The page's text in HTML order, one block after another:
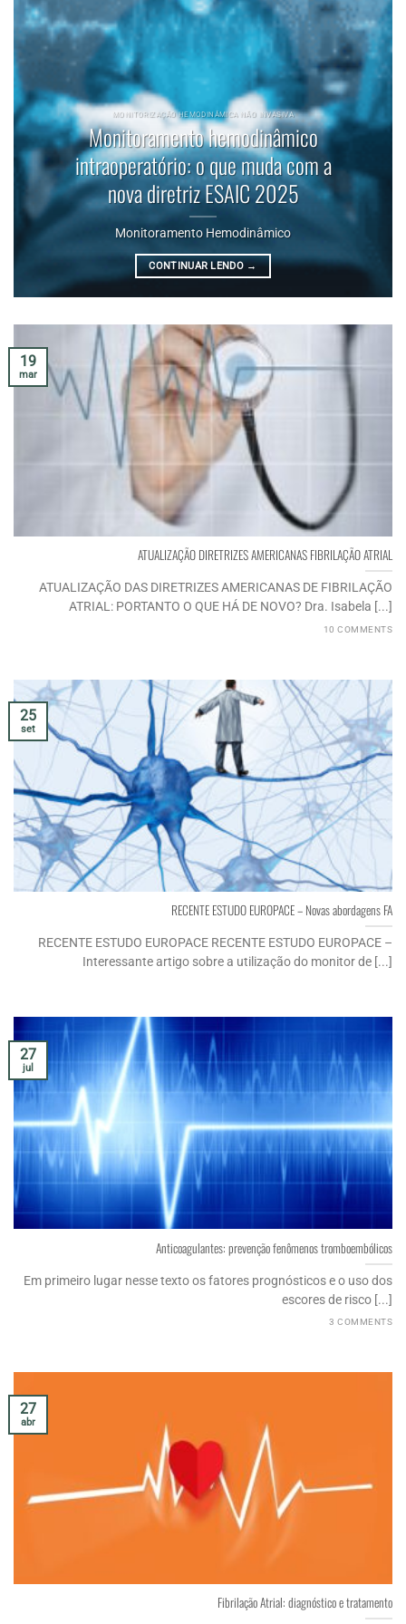
MONITORIZAÇÃO HEMODINÂMICA NÃO INVASIVA
Monitoramento hemodinâmico
intraoperatório: o que muda com a
nova diretriz ESAIC 2025
Monitoramento Hemodinâmico
CONTINUAR LENDO →
ATUALIZAÇÃO DIRETRIZES AMERICANAS FIBRILAÇÃO ATRIAL
ATUALIZAÇÃO DAS DIRETRIZES AMERICANAS DE FIBRILAÇÃO
ATRIAL: PORTANTO O QUE HÁ DE NOVO? Dra. Isabela [...]
10 COMMENTS
19
mar
RECENTE ESTUDO EUROPACE – Novas abordagens FA
RECENTE ESTUDO EUROPACE RECENTE ESTUDO EUROPACE –
Interessante artigo sobre a utilização do monitor de [...]
25
set
Anticoagulantes: prevenção fenômenos tromboembólicos
Em primeiro lugar nesse texto os fatores prognósticos e o uso dos
escores de risco [...]
3 COMMENTS
27
jul
Fibrilação Atrial: diagnóstico e tratamento
27
abr